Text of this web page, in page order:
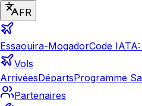
FR
Essaouira-MogadorCode
Vols
ArrivéesDépartsProgramme
Partenaires